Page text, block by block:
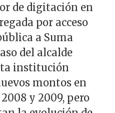
de digitación en
por acceso
a Suma
del alcalde
institución
montos en
y 2009, pero